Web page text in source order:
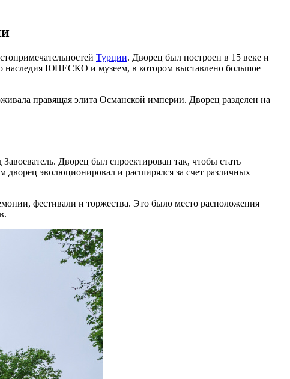
Турции. Дворец был построен в 15 веке и
наследия ЮНЕСКО и музеем, в котором выставлено большое
правящая элита Османской империи. Дворец разделен на
Дворец был спроектирован так, чтобы стать
эволюционировал и расширялся за счет различных
фестивали и торжества. Это было место расположения